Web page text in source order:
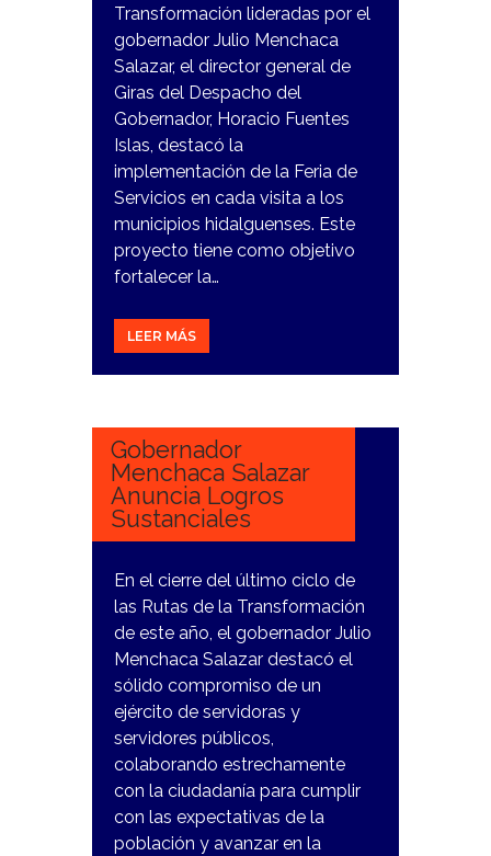
Transformación lideradas por el
gobernador Julio Menchaca
Salazar, el director general de
Giras del Despacho del
Gobernador, Horacio Fuentes
Islas, destacó la
implementación de la Feria de
Servicios en cada visita a los
municipios hidalguenses. Este
proyecto tiene como objetivo
fortalecer la…
LEER MÁS
20
Gobernador
Menchaca Salazar
Anuncia Logros
Sustanciales
En el cierre del último ciclo de
las Rutas de la Transformación
de este año, el gobernador Julio
Menchaca Salazar destacó el
sólido compromiso de un
ejército de servidoras y
servidores públicos,
colaborando estrechamente
con la ciudadanía para cumplir
con las expectativas de la
población y avanzar en la